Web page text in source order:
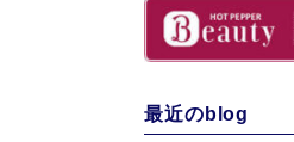
最近のblog